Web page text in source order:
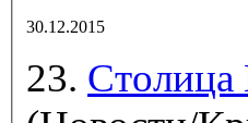
30.12.2015
23.